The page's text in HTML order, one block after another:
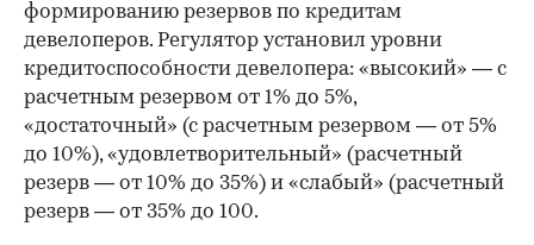
формированию резервов по кредитам
девелоперов. Регулятор установил уровни
кредитоспособности девелопера: «высокий» — с
расчетным резервом от 1% до 5%,
«достаточный» (с расчетным резервом — от 5%
до 10%), «удовлетворительный» (расчетный
резерв — от 10% до 35%) и «слабый» (расчетный
резерв — от 35% до 100.